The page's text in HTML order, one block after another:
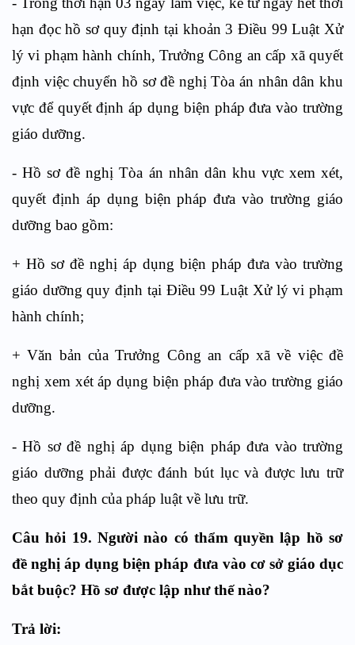
hạn đọc hồ sơ quy định tại khoản 3 Điều 99Luật Xử
lý vi phạm hành chính, Trưởng Công an cấp xã quyết
định việc chuyển hồ sơ đề nghị Tòa án nhân dân khu
vực để quyết định áp dụng biện pháp đưa vào trường
giáo dưỡng.
- Hồ sơ đề nghị Tòa án nhân dân khu vực xem xét,
quyết định áp dụng biện pháp đưa vào trường giáo
dưỡng bao gồm:
+ Hồ sơ đề nghị áp dụng biện pháp đưa vào trường
giáo dưỡng quy định tại Điều 99Luật Xử lý vi phạm
hành chính;
+ Văn bản của Trưởng Công an cấp xã về việc đề
nghị xem xét áp dụng biện pháp đưa vào trường giáo
dưỡng.
- Hồ sơ đề nghị áp dụng biện pháp đưa vào trường
giáo dưỡng phải được đánh bút lục và được lưu trữ
theo quy định của pháp luật về lưu trữ.
Câu hỏi 19. Người nào có thẩm quyền lập hồ sơ
đề nghị áp dụng biện pháp đưa vào cơ sở giáo dục
bắt buộc? Hồ sơ được lập như thế nào?
Trả lời: